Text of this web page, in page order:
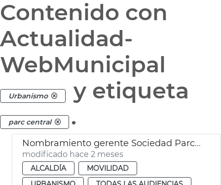
Contenido con
Actualidad-
WebMunicipal
Urbanismo y etiqueta
parc central .
Nombramiento gerente Sociedad Parco Central València
modificado hace 2 meses
ALCALDÍA
MOVILIDAD